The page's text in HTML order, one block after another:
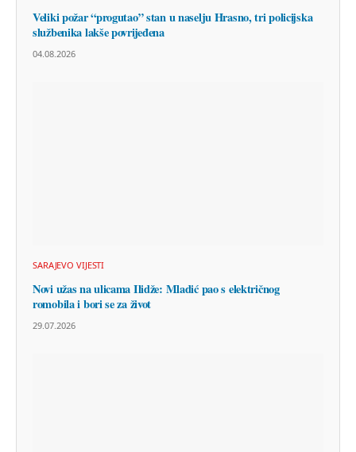
Veliki požar “progutao” stan u naselju Hrasno, tri policijska
službenika lakše povrijeđena
04.08.2026
SARAJEVO VIJESTI
Novi užas na ulicama Ilidže: Mladić pao s električnog
romobila i bori se za život
29.07.2026